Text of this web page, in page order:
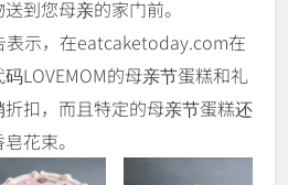
到您母亲的家门前。
表示，在eatcaketoday.com在
LOVEMOM的母亲节蛋糕和礼
扣，而且特定的母亲节蛋糕还
花束。